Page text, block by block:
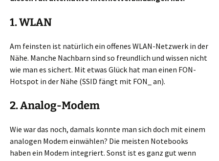
1. WLAN
Am feinsten ist natürlich ein offenes WLAN-Netzwerk in der
Nähe. Manche Nachbarn sind so freundlich und wissen nicht
wie man es sichert. Mit etwas Glück hat man einen FON-
Hotspot in der Nähe (SSID fängt mit FON_ an).
2. Analog-Modem
Wie war das noch, damals konnte man sich doch mit einem
analogen Modem einwählen? Die meisten Notebooks
haben ein Modem integriert. Sonst ist es ganz gut wenn